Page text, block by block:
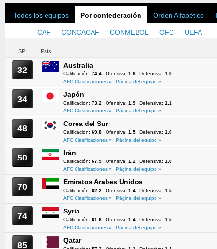
Todos los equipos Por confederación Orden Alfabético
CAF CONCACAF CONMEBOL OFC UEFA
SPI País
32 Australia
Calificación: 74.4 Ofensiva: 1.8 Defensiva: 1.0
AFC Clasificaciones »
Página del equipo »
34 Japón
Calificación: 73.2 Ofensiva: 1.9 Defensiva: 1.1
AFC Clasificaciones »
Página del equipo »
48 Corea del Sur
Calificación: 69.8 Ofensiva: 1.5 Defensiva: 1.0
AFC Clasificaciones »
Página del equipo »
50 Irán
Calificación: 67.9 Ofensiva: 1.2 Defensiva: 1.0
AFC Clasificaciones »
Página del equipo »
70 Emiratos Arabes Unidos
Calificación: 62.2 Ofensiva: 1.4 Defensiva: 1.5
AFC Clasificaciones »
Página del equipo »
74 Syria
Calificación: 61.6 Ofensiva: 1.4 Defensiva: 1.5
AFC Clasificaciones »
Página del equipo »
85 Qatar